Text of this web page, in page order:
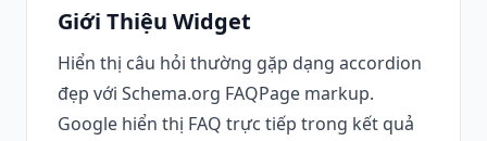
Giới Thiệu Widget
Hiển thị câu hỏi thường gặp dạng accordion
đẹp với Schema.org FAQPage markup.
Google hiển thị FAQ trực tiếp trong kết quả